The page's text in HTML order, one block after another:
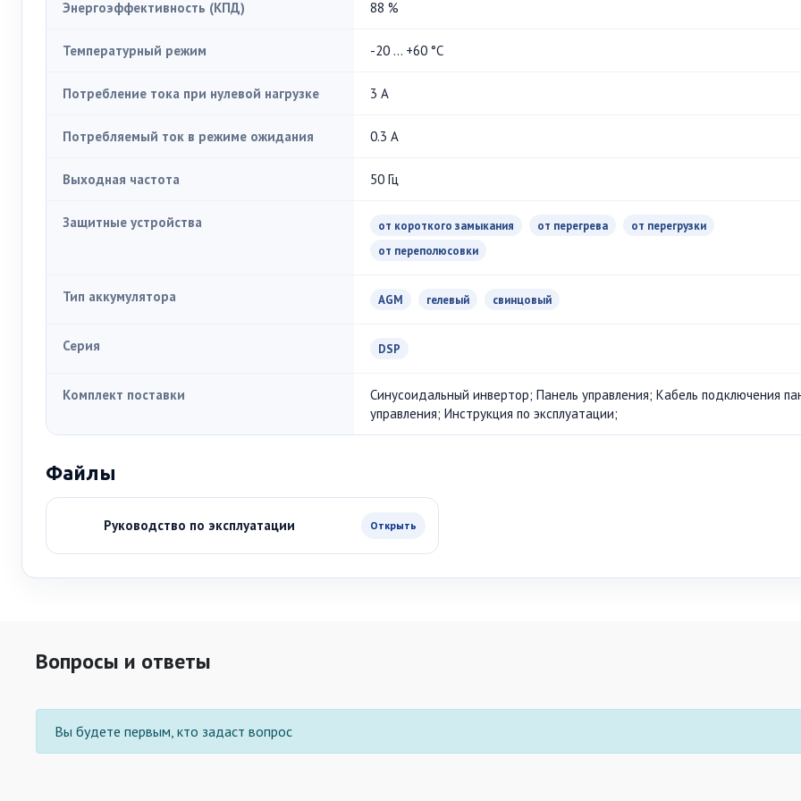
Энергоэффективность (КПД) 88 %
Температурный режим -20 ... +60 °С
Потребление тока при нулевой нагрузке 3 А
Потребляемый ток в режиме ожидания 0.3 А
Выходная частота 50 Гц
Защитные устройства от короткого замыкания от перегрева
от перегрузки
от переполюсовки
Тип аккумулятора AGM гелевый свинцовый
Серия DSP
Комплект поставки
Синусоидальный инвертор; Панель управления; Кабель подключения
управления; Инструкция по эксплуатации;
Файлы
Руководство по эксплуатации Открыть
Вопросы и ответы
Вы будете первым, кто задаст вопрос